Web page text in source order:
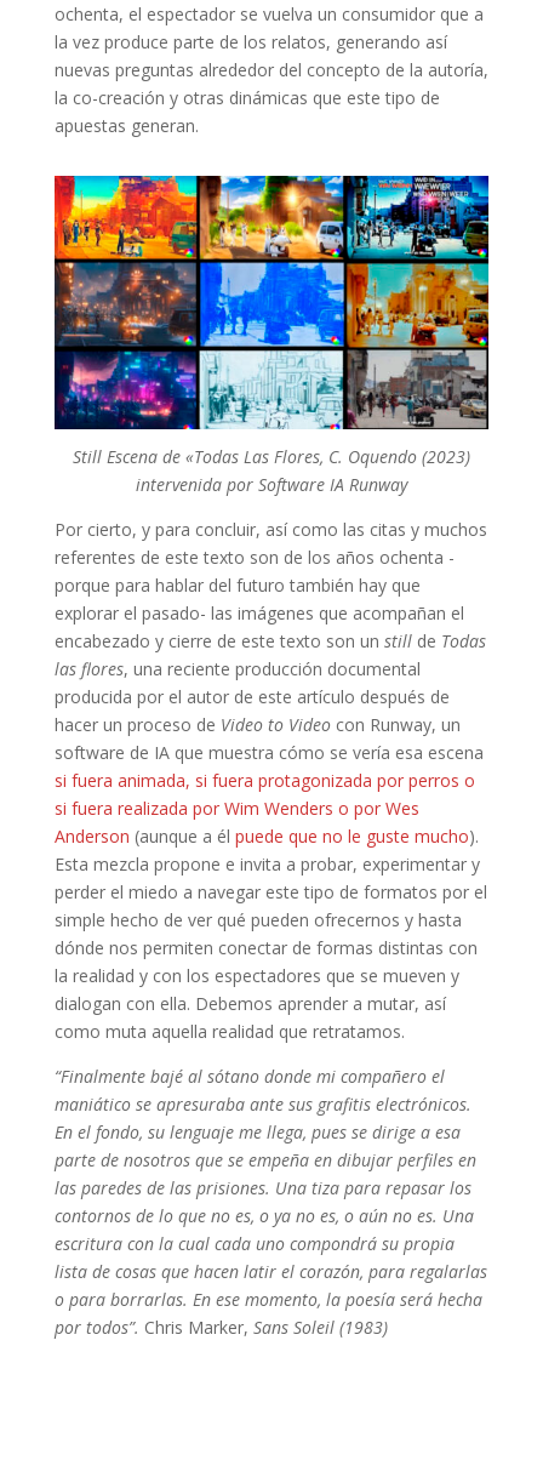
ochenta, el espectador se vuelva un consumidor que a
la vez produce parte de los relatos, generando así
nuevas preguntas alrededor del concepto de la autoría,
la co-creación y otras dinámicas que este tipo de
apuestas generan.
Still Escena de «Todas Las Flores, C. Oquendo (2023)
intervenida por Software IA Runway
Por cierto, y para concluir, así como las citas y muchos
referentes de este texto son de los años ochenta -
porque para hablar del futuro también hay que
explorar el pasado- las imágenes que acompañan el
encabezado y cierre de este texto son un still de Todas
las flores, una reciente producción documental
producida por el autor de este artículo después de
hacer un proceso de Video to Videocon Runway, un
software de IA que muestra cómo se vería esa escena
si fuera animada, si fuera protagonizada por perros o
si fuera realizada por Wim Wenders o por Wes
Anderson (aunque a él puede que no le guste mucho).
Esta mezcla propone e invita a probar, experimentar y
perder el miedo a navegar este tipo de formatos por el
simple hecho de ver qué pueden ofrecernos y hasta
dónde nos permiten conectar de formas distintas con
la realidad y con los espectadores que se mueven y
dialogan con ella. Debemos aprender a mutar, así
como muta aquella realidad que retratamos.
“Finalmente bajé al sótano donde mi compañero el
maniático se apresuraba ante sus grafitis electrónicos.
En el fondo, su lenguaje me llega, pues se dirige a esa
parte de nosotros que se empeña en dibujar perfiles en
las paredes de las prisiones. Una tiza para repasar los
contornos de lo que no es, o ya no es, o aún no es. Una
escritura con la cual cada uno compondrá su propia
lista de cosas que hacen latir el corazón, para regalarlas
o para borrarlas. En ese momento, la poesía será hecha
por todos”. Chris Marker, Sans Soleil (1983)